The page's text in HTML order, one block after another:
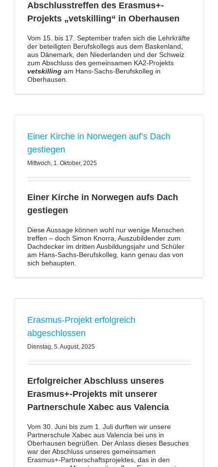
Abschlusstreffen des Erasmus+-
Projekts „vetskilling“ in Oberhausen
Vom 15. bis 17. September trafen sich die Lehrkräfte
der beteiligten Berufskollegs aus dem Baskenland,
aus Dänemark, den Niederlanden und der Schweiz
zum Abschluss des gemeinsamen KA2-Projekts
vetskillingam Hans-Sachs-Berufskolleg in
Oberhausen.
Einer Kirche in Norwegen auf’s Dach
gestiegen
Mittwoch, 1. Oktober, 2025
Einer Kirche in Norwegen aufs Dach
gestiegen
Diese Aussage können wohl nur wenige Menschen
treffen – doch Simon Knorra, Auszubildender zum
Dachdecker im dritten Ausbildungsjahr und Schüler
am Hans-Sachs-Berufskolleg, kann genau das von
sich behaupten.
Erasmus-Projekt erfolgreich
abgeschlossen
Dienstag, 5. August, 2025
Erfolgreicher Abschluss unseres
Erasmus+-Projekts mit unserer
Partnerschule Xabec aus Valencia
Vom 30. Juni bis zum 1. Juli durften wir unsere
Partnerschule Xabec aus Valencia bei uns in
Oberhausen begrüßen. Der Anlass dieses Besuches
war der Abschluss unseres gemeinsamen
Erasmus+-Partnerschaftsprojektes, das in den